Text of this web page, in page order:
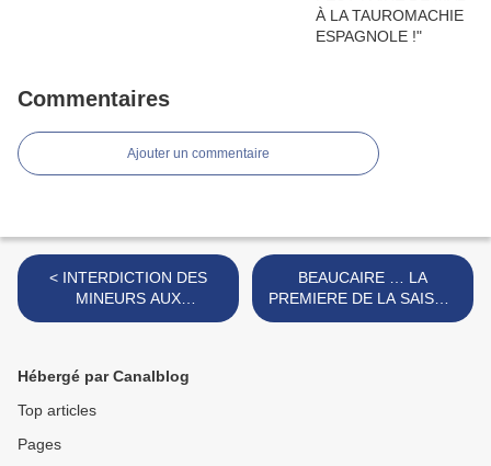
Commentaires
Ajouter un commentaire
< INTERDICTION DES
MINEURS AUX
CORRIDAS... "ELLES"
BEAUCAIRE … LA
PREMIERE DE LA SAISON
>
Hébergé par Canalblog
Top articles
Pages